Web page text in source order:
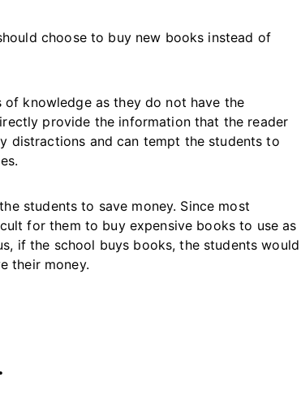
choose to buy new books instead of
of knowledge as they do not have the
provide the information that the reader
distractions and can tempt the students to
students to save money. Since most
for them to buy expensive books to use as
if the school buys books, the students would
their money.